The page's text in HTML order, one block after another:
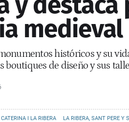
medieval
históricos y su
boutiques de diseño y sus
I LA RIBERA LA RIBERA, SANT PERE Y